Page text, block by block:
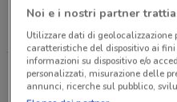
Piazza Del Popolo 28
4.4 km
Via De Amicis,29
4.5 km
Noi e i nostri partner
Utilizzare dati di geolocalizzazione
caratteristiche del dispositivo ai
informazioni su dispositivo e/o
personalizzati, misurazione delle
annunci, ricerche sul pubblico,